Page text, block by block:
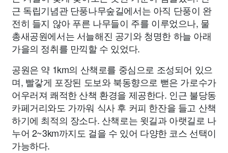
근 독립기념관 단풍나무숲길에서는 아직 단풍이 완
전히 들지 않아 푸른 나무들이 주를 이루었으나, 물
총새공원에서는 서늘해진 공기와 청명한 하늘 아래
가을의 정취를 만끽할 수 있었다.
공원은 약 1km의 산책로를 중심으로 조성되어 있으
며, 빨갛게 포장된 도보와 북동향으로 뻗은 가로수가
어우러져 쾌적한 산책 환경을 제공한다. 인근 불당동
카페거리와도 가까워 식사 후 커피 한잔을 들고 산책
하기에 최적의 장소다. 산책로는 윗길과 아랫길로 나
누어 2~3km까지도 걸을 수 있어 다양한 코스 선택이
가능하다.